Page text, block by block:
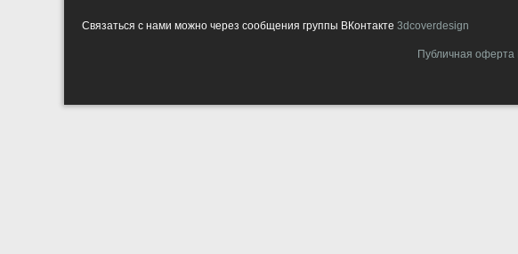
Связаться с нами можно через сообщения группы ВКонтакте 3dcoverdesign
Публичная оферта